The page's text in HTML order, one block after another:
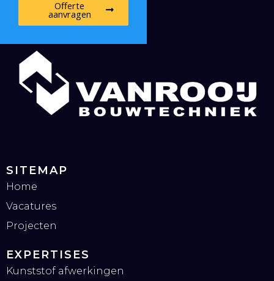
Offerte
aanvragen
SITEMAP
Home
Vacatures
Projecten
EXPERTISES
Kunststof afwerkingen